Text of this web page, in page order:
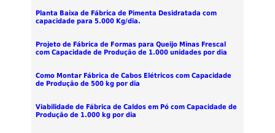
Planta Baixa de Fábrica de Pimenta Desidratada com
capacidade para 5.000 Kg/dia.
Projeto de Fábrica de Formas para Queijo Minas Frescal
com Capacidade de Produção de 1.000 unidades por dia
Como Montar Fábrica de Cabos Elétricos com Capacidade
de Produção de 500 kg por dia
Viabilidade de Fábrica de Caldos em Pó com Capacidade de
Produção de 1.000 kg por dia